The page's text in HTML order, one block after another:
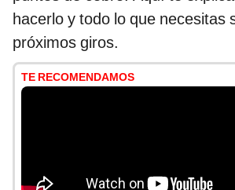
hacerlo y todo lo que necesitas
próximos giros.
TE RECOMENDAMOS